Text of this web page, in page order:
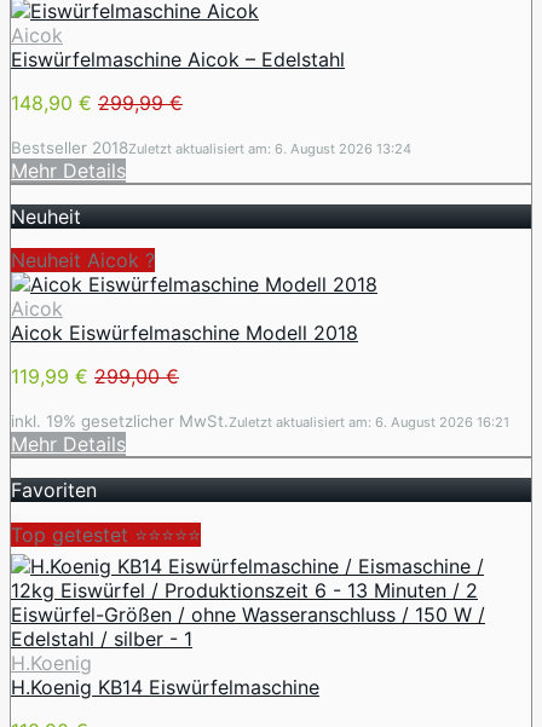
Aicok
Eiswürfelmaschine Aicok – Edelstahl
148,90 € 299,99 €
Bestseller 2018Zuletzt aktualisiert am: 6. August 2026 13:24
Mehr Details
Neuheit
Neuheit Aicok ?
Aicok
Aicok Eiswürfelmaschine Modell 2018
119,99 € 299,00 €
inkl. 19% gesetzlicher MwSt.Zuletzt aktualisiert am: 6. August 2026 16:21
Mehr Details
Favoriten
Top getestet ⭐⭐⭐⭐⭐
H.Koenig
H.Koenig KB14 Eiswürfelmaschine